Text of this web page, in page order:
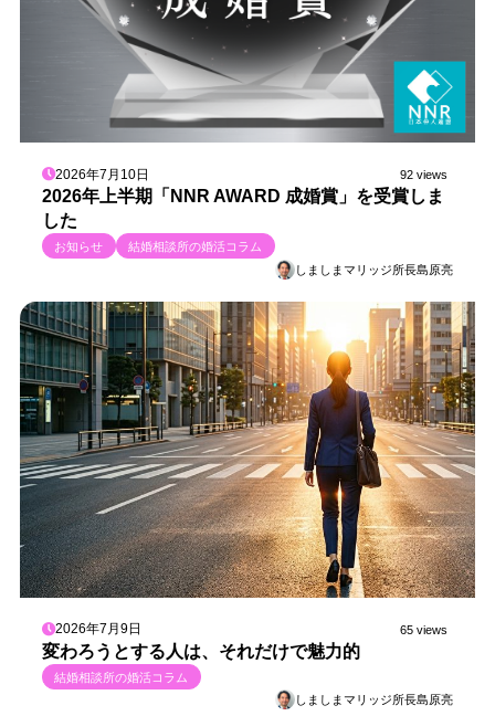
2026年7月10日 92 views
2026年上半期「NNR AWARD 成婚賞」を受賞しま
した
お知らせ
結婚相談所の婚活コラム
しましまマリッジ所長島原亮
2026年7月9日 65 views
変わろうとする人は、それだけで魅力的
結婚相談所の婚活コラム
しましまマリッジ所長島原亮